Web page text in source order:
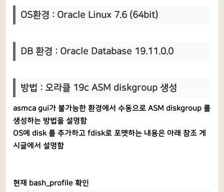
OS환경 : Oracle Linux 7.6 (64bit)
DB 환경 : Oracle Database 19.11.0.0
방법 : 오라클 19c ASM diskgroup 생성
asmca gui가 불가능한 환경에서 수동으로 ASM diskgroup 를
생성하는 방법을 설명함
OS에 disk 를 추가하고 fdisk로 포맷하는 내용은 아래 참조 게
시글에서 설명함
현재 bash_profile 확인